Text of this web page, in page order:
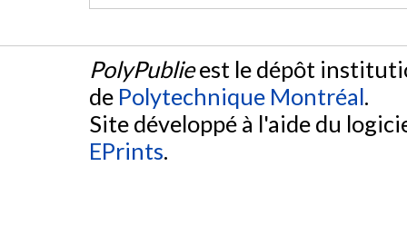
PolyPublieest le dépôt
de Polytechnique Montréal.
Site développé à l'aide du
EPrints.